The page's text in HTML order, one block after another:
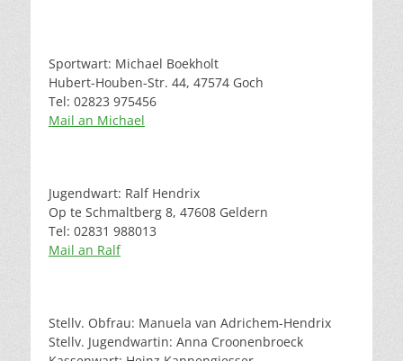
Sportwart: Michael Boekholt
Hubert-Houben-Str. 44, 47574 Goch
Tel: 02823 975456
Mail an Michael
Jugendwart: Ralf Hendrix
Op te Schmaltberg 8, 47608 Geldern
Tel: 02831 988013
Mail an Ralf
Stellv. Obfrau: Manuela van Adrichem-Hendrix
Stellv. Jugendwartin: Anna Croonenbroeck